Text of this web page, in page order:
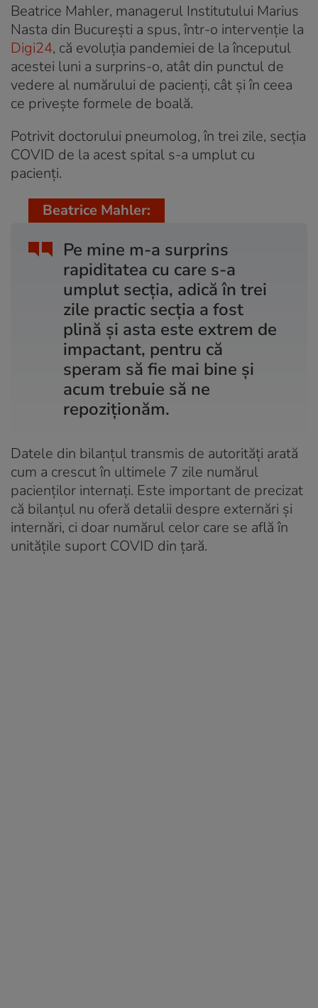
Beatrice Mahler, managerul Institutului Marius
Nasta din București a spus, într-o intervenție la
Digi24, că evoluţia pandemiei de la începutul
acestei luni a surprins-o, atât din punctul de
vedere al numărului de pacienţi, cât şi în ceea
ce priveşte formele de boală.
Potrivit doctorului pneumolog, în trei zile, secţia
COVID de la acest spital s-a umplut cu
pacienţi.
Pe mine m-a surprins
rapiditatea cu care s-a
umplut secţia, adică în trei
zile practic secţia a fost
plină şi asta este extrem de
impactant, pentru că
speram să fie mai bine şi
acum trebuie să ne
repoziţionăm.
Beatrice Mahler:
Datele din bilanțul transmis de autorități arată
cum a crescut în ultimele 7 zile numărul
pacienților internați. Este important de precizat
că bilanțul nu oferă detalii despre externări și
internări, ci doar numărul celor care se află în
unitățile suport COVID din țară.